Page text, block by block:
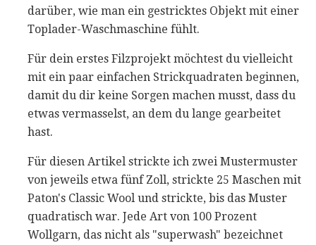
darüber, wie man ein gestricktes Objekt mit einer
Toplader-Waschmaschine fühlt.
Für dein erstes Filzprojekt möchtest du vielleicht
mit ein paar einfachen Strickquadraten beginnen,
damit du dir keine Sorgen machen musst, dass du
etwas vermasselst, an dem du lange gearbeitet
hast.
Für diesen Artikel strickte ich zwei Mustermuster
von jeweils etwa fünf Zoll, strickte 25 Maschen mit
Paton's Classic Wool und strickte, bis das Muster
quadratisch war. Jede Art von 100 Prozent
Wollgarn, das nicht als "superwash" bezeichnet